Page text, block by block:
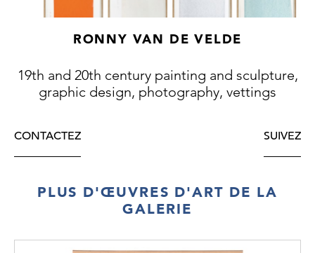
RONNY VAN DE VELDE
19th and 20th century painting and sculpture,
graphic design, photography, vettings
CONTACTEZ SUIVEZ
PLUS D'ŒUVRES D'ART DE LA
GALERIE